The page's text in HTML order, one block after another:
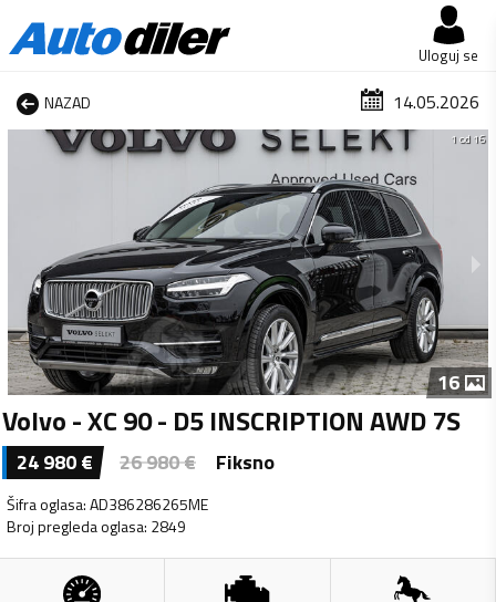
Uloguj se
NAZAD 14.05.2026
1 od 16
16
Volvo - XC 90 - D5 INSCRIPTION AWD 7S
24 980€ 26 980€ Fiksno
Šifra oglasa:AD386286265ME
Broj pregleda oglasa: 2849